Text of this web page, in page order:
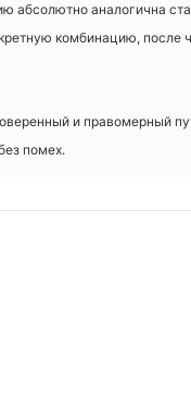
абсолютно аналогична
комбинацию, после
и правомерный
помех.